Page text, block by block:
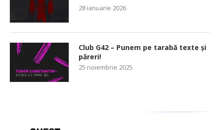
28 ianuarie 2026
Club G42 – Punem pe tarabă texte și
păreri!
25 noiembrie 2025